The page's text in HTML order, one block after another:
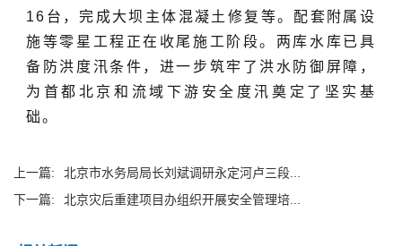
16台，完成大坝主体混凝土修复等。配套附属设
施等零星工程正在收尾施工阶段。两库水库已具
备防洪度汛条件，进一步筑牢了洪水防御屏障，
为首都北京和流域下游安全度汛奠定了坚实基
础。
上一篇:
北京市水务局局长刘斌调研永定河卢三段...
下一篇:
北京灾后重建项目办组织开展安全管理培...